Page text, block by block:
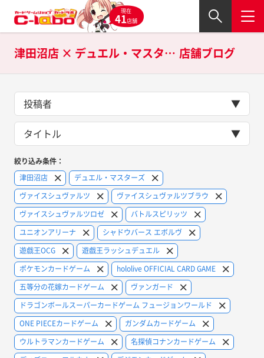
現在
41店舗
津田沼店 × デュエル・マスターズ、ヴァイスシュヴァルツ、ヴァイスシュヴァルツブラウ、ヴァイスシュヴァルツロゼ、バトルスピリッツ、ユニオンアリーナ、シャドウバース エボルヴ、遊戯王OCG、遊戯王ラッシュデュエル、ポケモンカードゲーム、hololive OFFICIAL CARD GAME、五等分の花嫁カードゲーム、ヴァンガード、ドラゴンボールスーパーカードゲーム フュージョンワールド、ONE PIECEカードゲーム、ガンダムカードゲーム、ウルトラマンカードゲーム、名探偵コナンカードゲーム、ディズニー・ロルカナ、デジモンカードゲーム、ゴジラカードゲーム、プロ野球カードゲーム DREAM ORDER、ラブライブ！シリーズ オフィシャルカードゲーム、Xross Stars、ファイナルファンタジーTCGの 店舗ブログ
投稿者
タイトル
絞り込み条件：
津田沼店
デュエル・マスターズ
ヴァイスシュヴァルツ
ヴァイスシュヴァルツブラウ
ヴァイスシュヴァルツロゼ
バトルスピリッツ
ユニオンアリーナ
シャドウバース エボルヴ
遊戯王OCG
遊戯王ラッシュデュエル
ポケモンカードゲーム
hololive OFFICIAL CARD GAME
五等分の花嫁カードゲーム
ヴァンガード
ドラゴンボールスーパーカードゲーム フュージョンワールド
ONE PIECEカードゲーム
ガンダムカードゲーム
ウルトラマンカードゲーム
名探偵コナンカードゲーム